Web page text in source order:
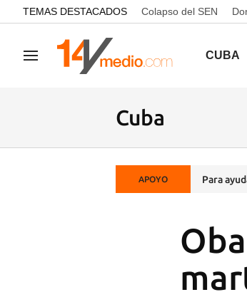
common.go-to-content
TEMAS DESTACADOS Colapso del SEN
Navegación CUBA
Cuba
APOYO Para